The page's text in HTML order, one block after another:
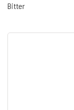
Bitter